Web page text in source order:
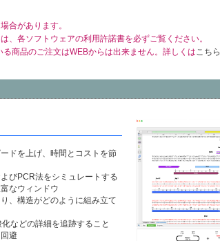
合があります。
、各ソフトウェアの利用許諾書を必ずご覧ください。
る商品のご注文はWEBからは出来ません。詳しくは こちら
ドを上げ、時間とコストを節
びPCR法をシミュレートする
なウィンドウ
、構造がどのように組み立て
などの詳細を追跡すること
避